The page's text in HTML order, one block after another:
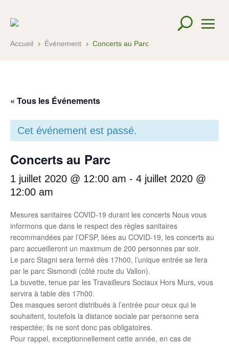
Accueil 5 Événement 5 Concerts au Parc
« Tous les Événements
Cet événement est passé.
Concerts au Parc
1 juillet 2020 @ 12:00 am - 4 juillet 2020 @
12:00 am
Mesures sanitaires COVID-19 durant les concerts Nous vous
informons que dans le respect des règles sanitaires
recommandées par l’OFSP, liées au COVID-19, les concerts au
parc accueilleront un maximum de 200 personnes par soir.
Le parc Stagni sera fermé dès 17h00, l’unique entrée se fera
par le parc Sismondi (côté route du Vallon).
La buvette, tenue par les Travailleurs Sociaux Hors Murs, vous
servira à table dès 17h00.
Des masques seront distribués à l’entrée pour ceux qui le
souhaitent, toutefois la distance sociale par personne sera
respectée; ils ne sont donc pas obligatoires.
Pour rappel, exceptionnellement cette année, en cas de